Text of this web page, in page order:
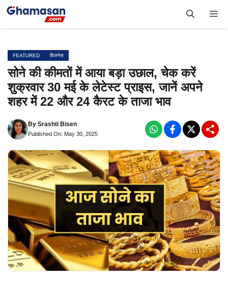
Skip
FEATURED बिजनेस
सोने की कीमतों में आया बड़ा उछाल, चेक करें
शुक्रवार 30 मई के लेटेस्ट प्राइस, जानें अपने
शहर में 22 और 24 कैरट के ताजा भाव
By Srashti Bisen
Published On: May 30, 2025